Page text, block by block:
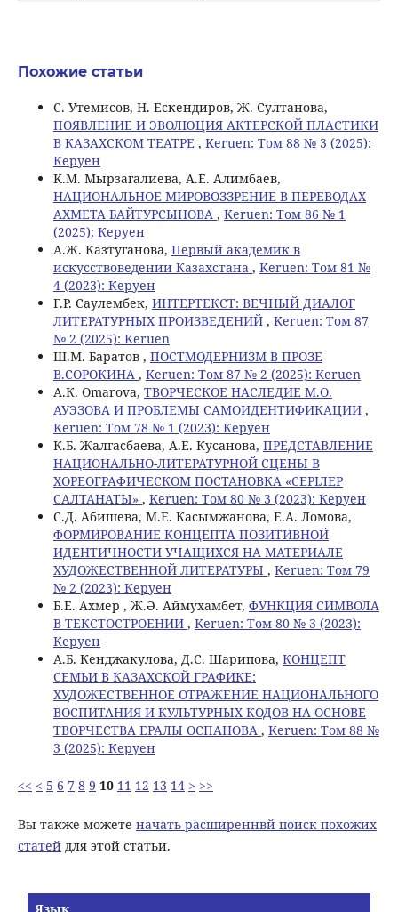
Похожие статьи
С. Утемисов, Н. Ескендиров, Ж. Султанова,
ПОЯВЛЕНИЕ И ЭВОЛЮЦИЯ АКТЕРСКОЙ ПЛАСТИКИ
В КАЗАХСКОМ ТЕАТРЕ , Keruen: Том 88 № 3 (2025):
Керуен
K.M. Мырзагалиева, А.Е. Алимбаев,
НАЦИОНАЛЬНОЕ МИРОВОЗЗРЕНИЕ В ПЕРЕВОДАХ
АХМЕТА БАЙТУРСЫНОВА , Keruen: Том 86 № 1
(2025): Керуен
A.Ж. Казтуганова, Первый академик в
искусствоведении Казахстана , Keruen: Том 81 №
4 (2023): Керуен
Г.Р. Саулембек, ИНТЕРТЕКСТ: ВЕЧНЫЙ ДИАЛОГ
ЛИТЕРАТУРНЫХ ПРОИЗВЕДЕНИЙ , Keruen: Том 87
№ 2 (2025): Keruen
Ш.М. Баратов , ПОСТМОДЕРНИЗМ В ПРОЗЕ
В.СОРОКИНА , Keruen: Том 87 № 2 (2025): Keruen
A.К. Omarova, ТВОРЧЕСКОЕ НАСЛЕДИЕ М.О.
АУЭЗОВА И ПРОБЛЕМЫ САМОИДЕНТИФИКАЦИИ ,
Keruen: Том 78 № 1 (2023): Керуен
К.Б. Жалгасбаева, А.Е. Кусанова, ПРЕДСТАВЛЕНИЕ
НАЦИОНАЛЬНО-ЛИТЕРАТУРНОЙ СЦЕНЫ В
ХОРЕОГРАФИЧЕСКОМ ПОСТАНОВКА «СЕРІЛЕР
САЛТАНАТЫ» , Keruen: Том 80 № 3 (2023): Керуен
С.Д. Абишева, М.Е. Касымжанова, Е.А. Ломова,
ФОРМИРОВАНИЕ КОНЦЕПТА ПОЗИТИВНОЙ
ИДЕНТИЧНОСТИ УЧАЩИХСЯ НА МАТЕРИАЛЕ
ХУДОЖЕСТВЕННОЙ ЛИТЕРАТУРЫ , Keruen: Том 79
№ 2 (2023): Керуен
Б.Е. Ахмер , Ж.Ә. Аймухамбет, ФУНКЦИЯ СИМВОЛА
В ТЕКСТОСТРОЕНИИ , Keruen: Том 80 № 3 (2023):
Керуен
А.Б. Кенджакулова, Д.С. Шарипова, КОНЦЕПТ
СЕМЬИ В КАЗАХСКОЙ ГРАФИКЕ:
ХУДОЖЕСТВЕННОЕ ОТРАЖЕНИЕ НАЦИОНАЛЬНОГО
ВОСПИТАНИЯ И КУЛЬТУРНЫХ КОДОВ НА ОСНОВЕ
ТВОРЧЕСТВА ЕРАЛЫ ОСПАНОВА , Keruen: Том 88 №
3 (2025): Керуен
<< < 5 6 7 8 9 10 11 12 13 14 > >>
Вы также можете начать расширеннвй поиск похожих
статейдля этой статьи.
Язык